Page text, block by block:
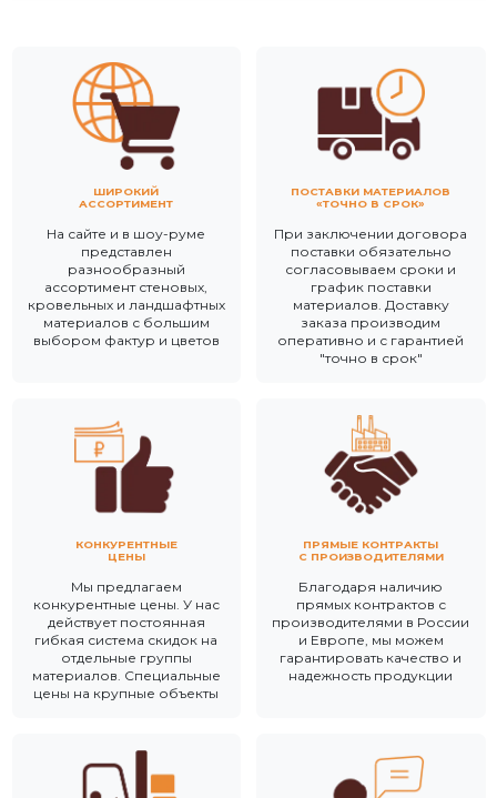
ШИРОКИЙ
АССОРТИМЕНТ
На сайте и в шоу-руме
представлен
разнообразный
ассортимент стеновых,
кровельных и ландшафтных
материалов с большим
выбором фактур и цветов
ПОСТАВКИ МАТЕРИАЛОВ
«ТОЧНО В СРОК»
При заключении договора
поставки обязательно
согласовываем сроки и
график поставки
материалов. Доставку
заказа производим
оперативно и с гарантией
"точно в срок"
КОНКУРЕНТНЫЕ
ЦЕНЫ
Мы предлагаем
конкурентные цены. У нас
действует постоянная
гибкая система скидок на
отдельные группы
материалов. Специальные
цены на крупные объекты
ПРЯМЫЕ КОНТРАКТЫ
С ПРОИЗВОДИТЕЛЯМИ
Благодаря наличию
прямых контрактов с
производителями в России
и Европе, мы можем
гарантировать качество и
надежность продукции